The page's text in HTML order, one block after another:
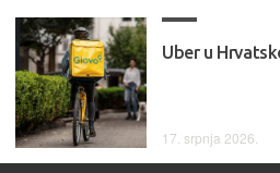
Uber u
17. srpnja 2026.